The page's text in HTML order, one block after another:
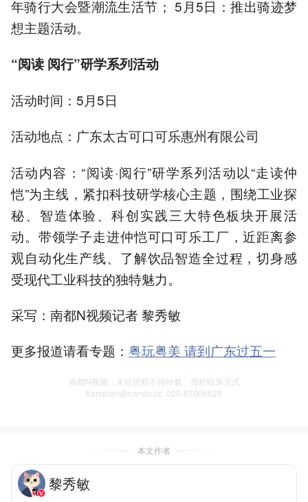
年骑行大会暨潮流生活节； 5月5日：推出骑迹梦
想主题活动。
“阅读 阅行”研学系列活动
活动时间：5月5日
活动地点：广东太古可口可乐惠州有限公司
活动内容：“阅读·阅行”研学系列活动以“走读仲
恺”为主线，紧扣科技研学核心主题，围绕工业探
秘、智造体验、科创实践三大特色板块开展活
动。带领学子走进仲恺可口可乐工厂，近距离参
观自动化生产线、了解饮品智造全过程，切身感
受现代工业科技的独特魅力。
采写：南都N视频记者 黎秀敏
更多报道请看专题： 粤玩粤美 请到广东过五一
南都N视频，未经授权不得转载、授权联系方式
banquan@nandu.cc. 020-87006626
本文作者
黎秀敏